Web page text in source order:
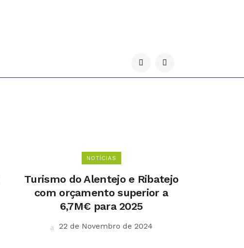
NOTÍCIAS
Turismo do Alentejo e Ribatejo
com orçamento superior a
6,7M€ para 2025
22 de Novembro de 2024